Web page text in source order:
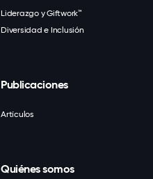
Liderazgo y Giftwork™
Diversidad e Inclusión
Publicaciones
Artículos
Quiénes somos